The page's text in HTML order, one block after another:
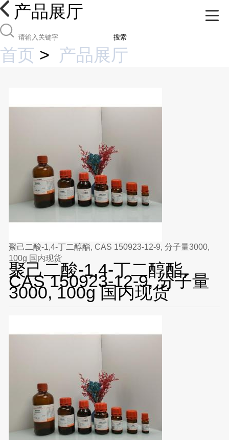
产品展厅
搜索
首页 > 产品展厅
聚己二酸-1,4-丁二醇酯, CAS 150923-12-9, 分子量3000,
100g 国内现货
聚己二酸-1,4-丁二醇酯,
CAS 150923-12-9, 分子量
3000, 100g 国内现货